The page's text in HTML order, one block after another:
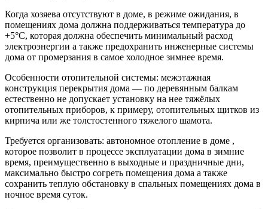
Когда хозяева отсутствуют в доме, в режиме ожидания, в
помещениях дома должна поддерживаться температура до
+5°С, которая должна обеспечить минимальный расход
электроэнергии а также предохранить инженерные системы
дома от промерзания в самое холодное зимнее время.
Особенности отопительной системы: межэтажная
конструкция перекрытия дома — по деревянным балкам
естественно не допускает установку на нее тяжёлых
отопительных приборов, к примеру, отопительных щитков из
кирпича или же толстостенного тяжелого шамота.
Требуется организовать: автономное отопление в доме ,
которое позволит в процессе эксплуатации дома в зимние
время, преимущественно в выходные и праздничные дни,
максимально быстро согреть помещения дома а также
сохранить теплую обстановку в спальных помещениях дома в
ночное время суток.